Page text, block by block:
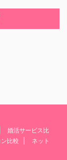
婚活サービス比
比較
ネット